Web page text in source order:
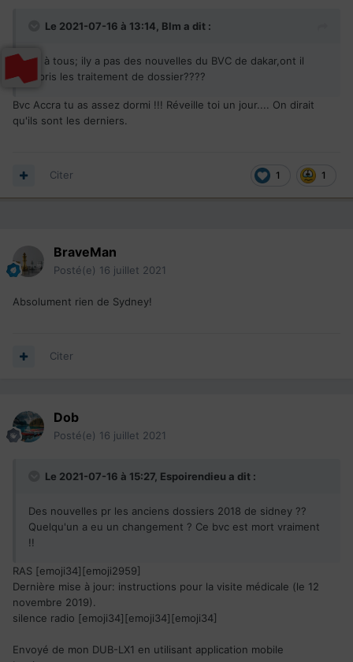
Le 2021-07-16 à 13:14, Blm a dit :
Bjr à tous; ily a pas des nouvelles du BVC de dakar,ont il
repris les traitement de dossier????
Bvc Accra tu as assez dormi !!! Réveille toi un jour.... On dirait
qu'ils sont les derniers.
1 1
Citer
BraveMan
Posté(e) 16 juillet 2021
Absolument rien de Sydney!
Citer
Dob
Posté(e) 16 juillet 2021
Le 2021-07-16 à 15:27, Espoirendieu a dit :
Des nouvelles pr les anciens dossiers 2018 de sidney ??
Quelqu'un a eu un changement ? Ce bvc est mort vraiment
!!
RAS [emoji34][emoji2959]
Dernière mise à jour: instructions pour la visite médicale (le 12
novembre 2019).
silence radio [emoji34][emoji34][emoji34]
Envoyé de mon DUB-LX1 en utilisant application mobile